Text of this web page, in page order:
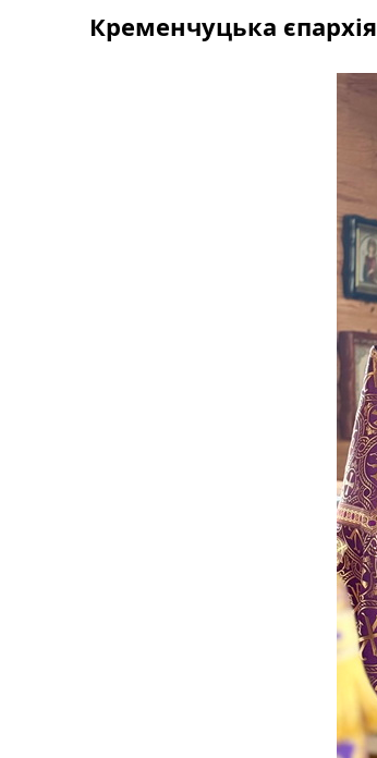
Кременчуцька єпархія